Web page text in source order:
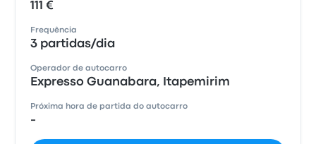
111 €
Frequência
3 partidas/dia
Operador de autocarro
Expresso Guanabara, Itapemirim
Próxima hora de partida do autocarro
-